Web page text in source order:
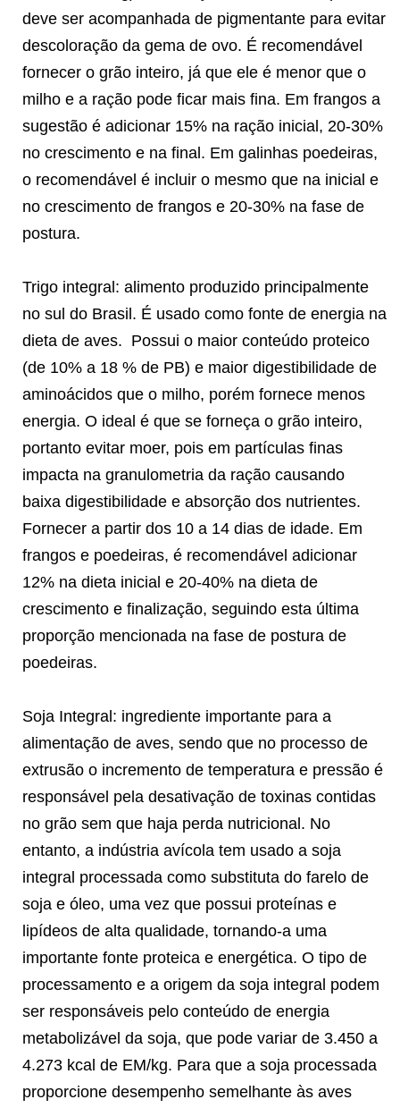
deve ser acompanhada de pigmentante para evitar
descoloração da gema de ovo. É recomendável
fornecer o grão inteiro, já que ele é menor que o
milho e a ração pode ficar mais fina. Em frangos a
sugestão é adicionar 15% na ração inicial, 20-30%
no crescimento e na final. Em galinhas poedeiras,
o recomendável é incluir o mesmo que na inicial e
no crescimento de frangos e 20-30% na fase de
postura.
Trigo integral: alimento produzido principalmente
no sul do Brasil. É usado como fonte de energia na
dieta de aves. Possui o maior conteúdo proteico
(de 10% a 18 % de PB) e maior digestibilidade de
aminoácidos que o milho, porém fornece menos
energia. O ideal é que se forneça o grão inteiro,
portanto evitar moer, pois em partículas finas
impacta na granulometria da ração causando
baixa digestibilidade e absorção dos nutrientes.
Fornecer a partir dos 10 a 14 dias de idade. Em
frangos e poedeiras, é recomendável adicionar
12% na dieta inicial e 20-40% na dieta de
crescimento e finalização, seguindo esta última
proporção mencionada na fase de postura de
poedeiras.
Soja Integral: ingrediente importante para a
alimentação de aves, sendo que no processo de
extrusão o incremento de temperatura e pressão é
responsável pela desativação de toxinas contidas
no grão sem que haja perda nutricional. No
entanto, a indústria avícola tem usado a soja
integral processada como substituta do farelo de
soja e óleo, uma vez que possui proteínas e
lipídeos de alta qualidade, tornando-a uma
importante fonte proteica e energética. O tipo de
processamento e a origem da soja integral podem
ser responsáveis pelo conteúdo de energia
metabolizável da soja, que pode variar de 3.450 a
4.273 kcal de EM/kg. Para que a soja processada
proporcione desempenho semelhante às aves